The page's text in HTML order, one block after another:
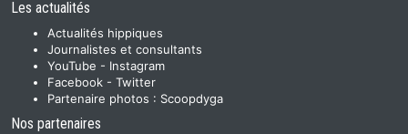
Les actualités
Actualités hippiques
Journalistes et consultants
YouTube - Instagram
Facebook - Twitter
Partenaire photos : Scoopdyga
Nos partenaires